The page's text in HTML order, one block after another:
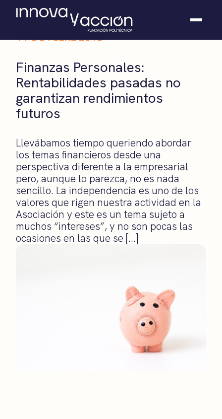
Casos de éxito
Hackathones
11 OCTUBRE 2018
Finanzas Personales:
Rentabilidades pasadas no
garantizan rendimientos
futuros
Llevábamos tiempo queriendo abordar
los temas financieros desde una
perspectiva diferente a la empresarial
pero, aunque lo parezca, no es nada
sencillo. La independencia es uno de los
valores que rigen nuestra actividad en la
Asociación y este es un tema sujeto a
muchos “intereses”, y no son pocas las
ocasiones en las que se […]